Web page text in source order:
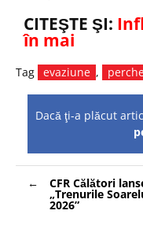
CITEŞTE ŞI:
în mai
Tag evaziune ,
Dacă ţi-a plăcut
Navigare
în
articole
CFR Călători
„Trenurile
2026”